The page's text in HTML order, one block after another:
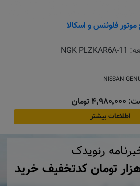
فلوئنس و اسکالا
NGK PLZKAR6A-11
تومان
اطلاعات بیشتر
رنویدک
حالا ۱۵ هزار تومان کد‌تخفیف خرید